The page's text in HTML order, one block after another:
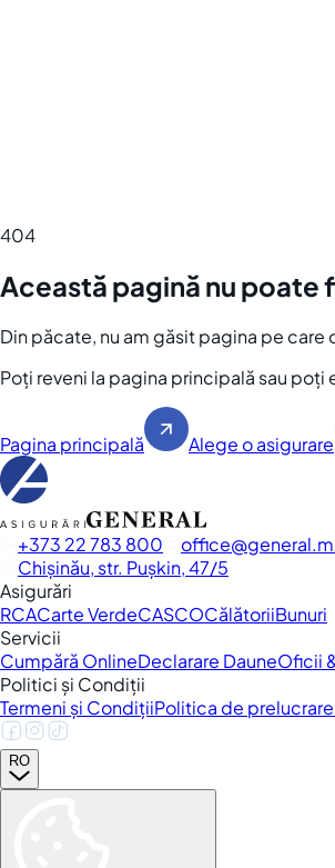
404
Această pagină nu poate
Din păcate, nu am găsit pagina pe care
Poți reveni la pagina principală sau
Pagina principală Alege o asigurare
+373 22 783 800 office
Chișinău, str. Pușkin, 47/5
Asigurări
RCACarte VerdeCASCOCălătoriiBunuri
Servicii
Cumpără OnlineDeclarare DauneOficii
Politici și Condiții
Termeni și CondițiiPolitica de
RO